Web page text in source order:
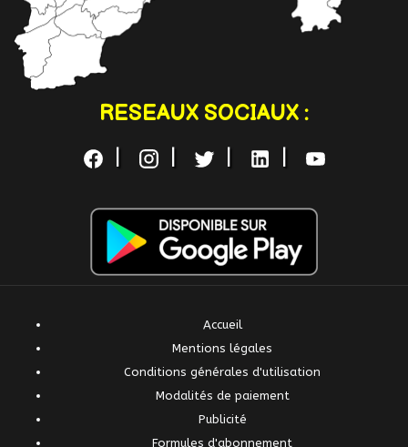
RESEAUX SOCIAUX :
Accueil
Mentions légales
Conditions générales d'utilisation
Modalités de paiement
Publicité
Formules d'abonnement